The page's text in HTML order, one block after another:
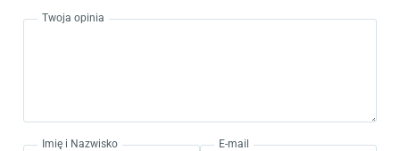
Twoja opinia
Imię i Nazwisko E-mail